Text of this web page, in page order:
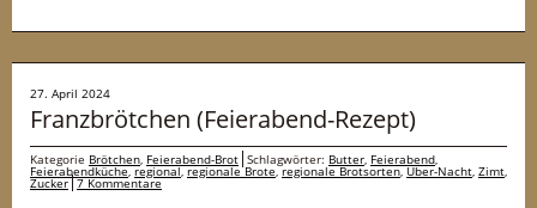
27. April 2024
Franzbrötchen (Feierabend-Rezept)
Kategorie Brötchen, Feierabend-Brot Schlagwörter: Butter, Feierabend,
Feierabendküche,regional,regionale Brote,regionale Brotsorten,Über-Nacht, Zimt,
Zucker 7 Kommentare